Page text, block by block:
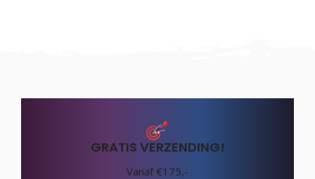
GRATIS VERZENDING!
Vanaf €175,-